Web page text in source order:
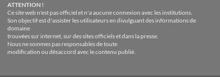
ATTENTION !
Ce site web n'est pas officiel et n'a aucune connexion avec les institutions.
Son objectif est d'assister les utilisateurs en divulguant des informations de
domaine
trouvées sur internet, sur des sites officiels et dans la presse.
Nous ne sommes pas responsables de toute
modification ou désaccord avec le contenu publié.